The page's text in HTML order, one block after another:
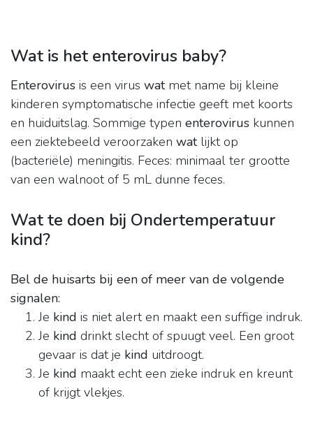
Wat is het enterovirus baby?
Enterovirus is een virus watmet name bij kleine
kinderen symptomatische infectie geeft met koorts
en huiduitslag. Sommige typen enterovirus kunnen
een ziektebeeld veroorzaken watlijkt op
(bacteriële) meningitis. Feces: minimaal ter grootte
van een walnoot of 5 mL dunne feces.
Wat te doen bij Ondertemperatuur
kind?
Bel de huisarts bij een of meer van de volgende
signalen:
Je kind is niet alert en maakt een suffige indruk.
Je kind drinkt slecht of spuugt veel. Een groot
gevaar is dat je kind uitdroogt.
Je kind maakt echt een zieke indruk en kreunt
of krijgt vlekjes.